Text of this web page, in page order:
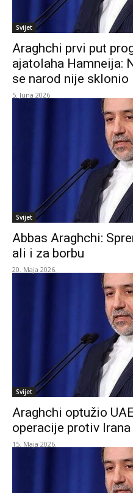
Svijet
Araghchi prvi put
ajatolaha Hamneija:
se narod nije sklonio
5. Juna 2026.
Svijet
Abbas Araghchi:
ali i za borbu
20. Maja 2026.
Svijet
Araghchi optužio
operacije protiv Irana
15. Maja 2026.